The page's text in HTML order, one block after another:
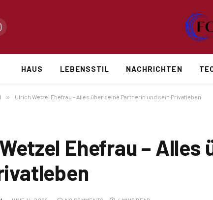
HAUS LEBENSSTIL NACHRICHTEN
» Ulrich Wetzel Ehefrau – Alles über seine Partnerin und sein Privatleben
Ehefrau –